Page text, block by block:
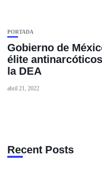
PORTADA
Gobierno de
élite
la DEA
abril 21, 2022
Recent Posts